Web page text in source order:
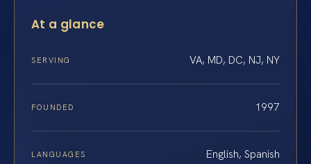
At a glance
SERVING VA, MD, DC, NJ, NY
FOUNDED 1997
LANGUAGES English, Spanish